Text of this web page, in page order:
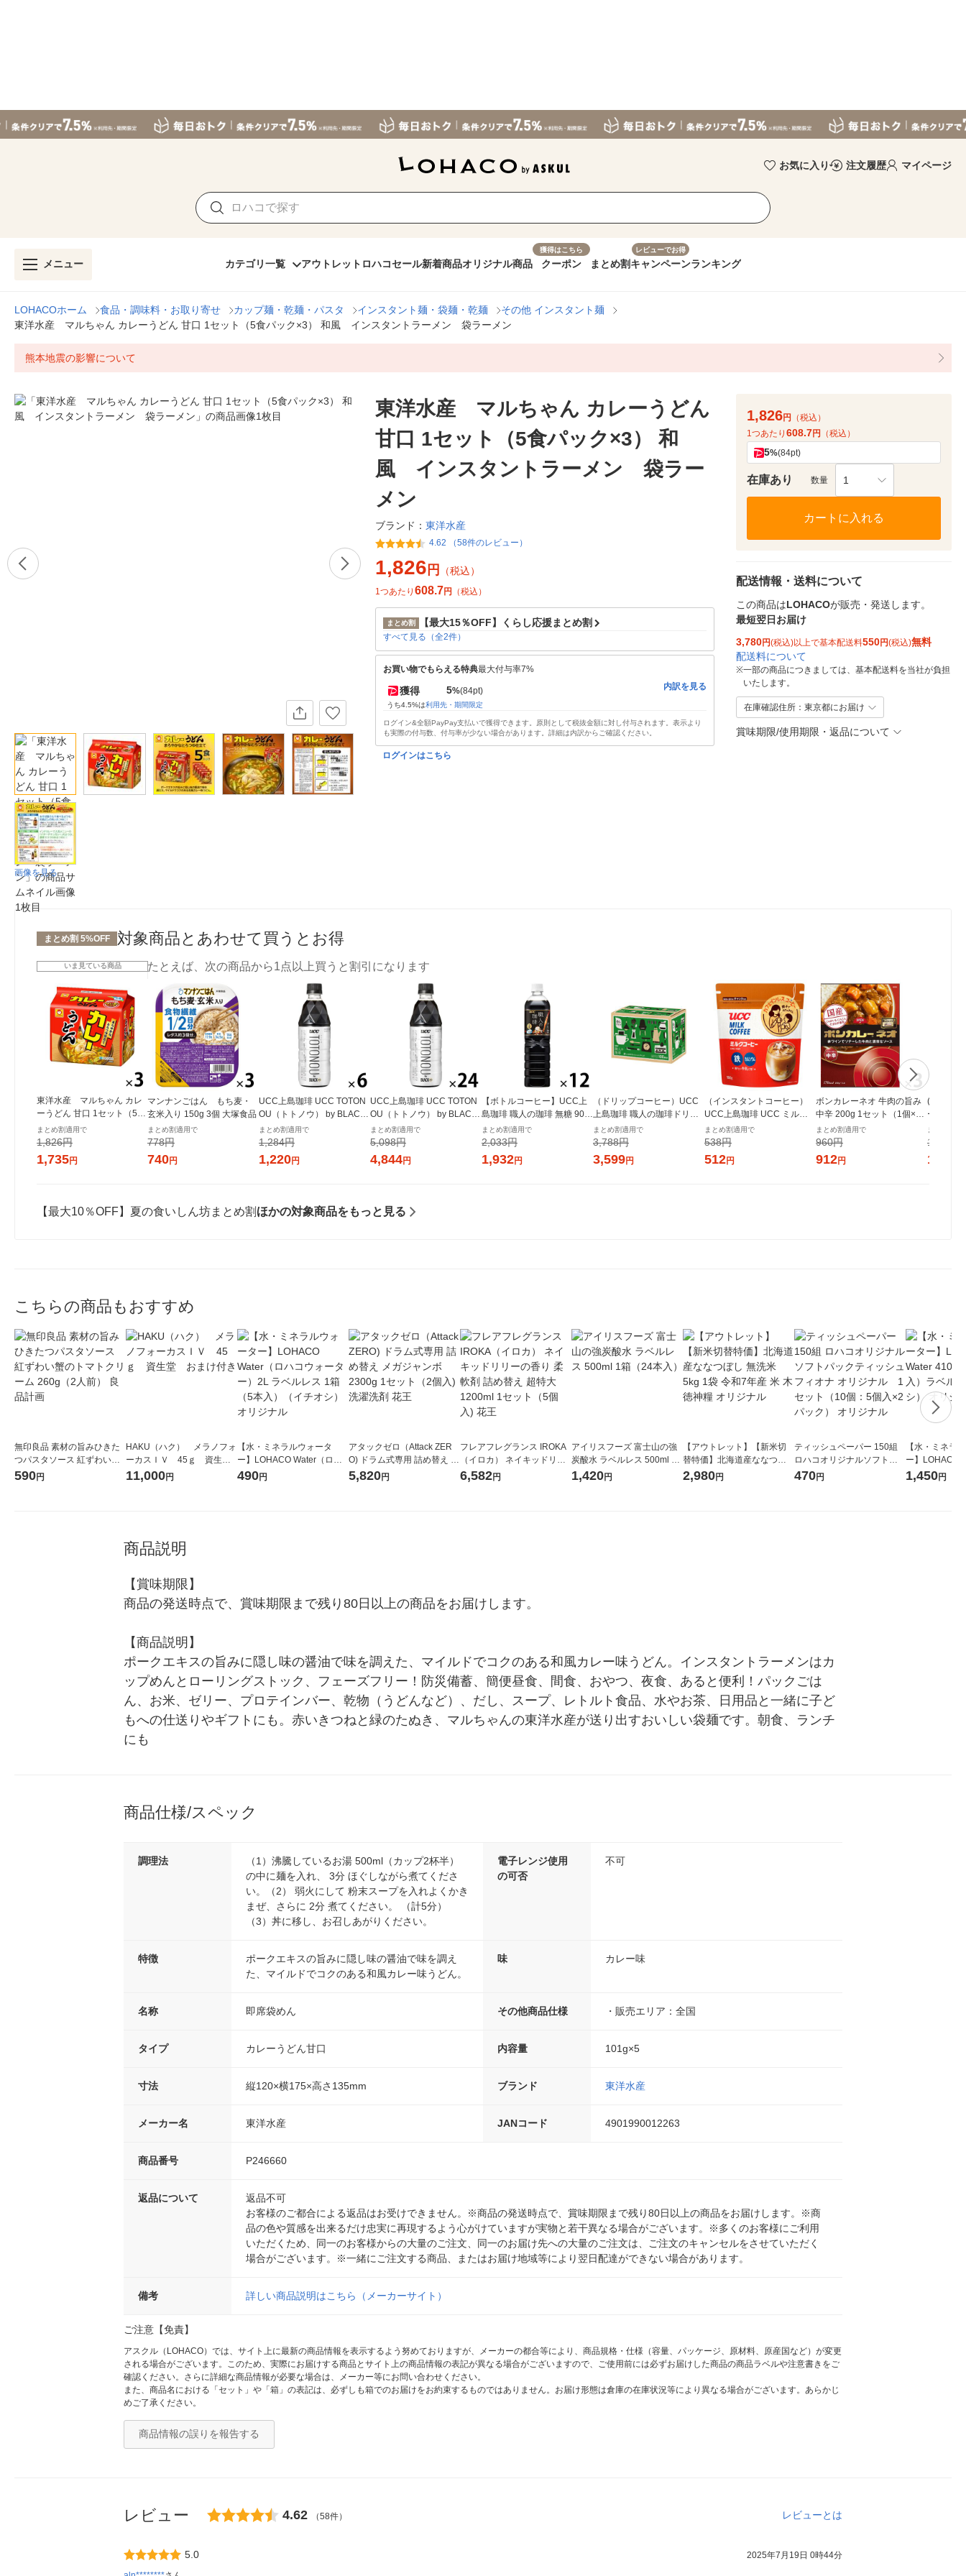
お気に入り 注文履歴 マイページ
メニュー カテゴリ一覧 アウトレット ロハコセール新着商品オリジナル商品
獲得はこちら
クーポン まとめ割
レビューでお得
キャンペーンランキング
LOHACOホーム 食品・調味料・お取り寄せ カップ麺・乾麺・パスタ インスタント麺・袋麺・乾麺
その他 インスタント麺
東洋水産 マルちゃん カレーうどん 甘口 1セット（5食パック×3） 和風 インスタントラーメン 袋ラーメン
熊本地震の影響について
画像を見る
東洋水産 マルちゃん カレーうどん
甘口 1セット（5食パック×3） 和
風 インスタントラーメン 袋ラー
メン
ブランド： 東洋水産
4.62 （58件のレビュー）
1,826 円 （税込）
1つあたり 608.7円 （税込）
まとめ割 【最大15％OFF】くらし応援まとめ割
すべて見る（全2件）
お買い物でもらえる特典最大付与率7%
獲得 5%(84pt)
うち4.5%は利用先・期間限定
内訳を見る
ログイン&全額PayPay支払いで獲得できます。原則として税抜金額に対し付与されます。表示より
も実際の付与数、付与率が少ない場合があります。詳細は内訳からご確認ください。
ログインはこちら
1,826円
（税込）
1つあたり 608.7円 （税込）
5%(84pt)
在庫あり 数量 1
カートに入れる
配送情報・送料について
この商品はLOHACOが販売・発送します。
最短翌日お届け
3,780円(税込)以上で基本配送料550円(税込)無料
配送料について
※一部の商品につきましては、基本配送料を当社が負担
いたします。
在庫確認住所：東京都にお届け
賞味期限/使用期限・返品について
まとめ割 5%OFF 対象商品とあわせて買うとお得
いま見ている商品
東洋水産 マルちゃん カレ
ーうどん 甘口 1セット（5食
パック×3） 和風 インスタ
ントラーメン 袋ラーメン
まとめ割適用で
1,826円
1,735円
たとえば、次の商品から1点以上買うと割引になります
マンナンごはん もち麦・
玄米入り 150g 3個 大塚食品
まとめ割適用で
778円
740円
UCC上島珈琲 UCC TOTON
OU（トトノウ） by BLACK
無糖 500ml 1セット（6本）
まとめ割適用で
1,284円
1,220円
UCC上島珈琲 UCC TOTON
OU（トトノウ） by BLACK
無糖 500ml 1箱（24本入）
まとめ割適用で
5,098円
4,844円
【ボトルコーヒー】UCC上
島珈琲 職人の珈琲 無糖 900
ml 1箱（12本入）
まとめ割適用で
2,033円
1,932円
（ドリップコーヒー）UCC
上島珈琲 職人の珈琲ドリッ
プコーヒー 深いコクのスペ
シャルブレンド 1箱（100袋
まとめ割適用で
3,788円
3,599円
（インスタントコーヒー）
UCC上島珈琲 UCC ミルク
コーヒー 1袋（180g）
まとめ割適用で
538円
512円
ボンカレーネオ 牛肉の旨み
中辛 200g 1セット（1個×
3）大塚食品 レトルトカレー
レンジ対応
まとめ割適用で
960円
912円
(アスク
ーハイ
種アソー
入) 限定
まとめ割適
1,750円
1,663
【最大10％OFF】夏の食いしん坊まとめ割 ほかの対象商品をもっと見る
こちらの商品もおすすめ
無印良品 素材の旨みひきた
つパスタソース 紅ずわい蟹
のトマトクリーム 260g（2
590円
HAKU（ハク） メラノフォ
ーカスＩＶ 45ｇ 資生
堂 おまけ付き
11,000円
【水・ミネラルウォータ
ー】LOHACO Water（ロハ
コウォーター）2L ラベルレ
490円
アタックゼロ（Attack ZER
O) ドラム式専用 詰め替え メ
ガジャンボ 2300g 1セット
（2個入) 洗濯洗剤 花王
5,820円
フレアフレグランス IROKA
（イロカ） ネイキッドリリ
ーの香り 柔軟剤 詰め替え 超
特大 1200ml 1セット（5個
6,582円
アイリスフーズ 富士山の強
炭酸水 ラベルレス 500ml 1
箱（24本入）
1,420円
【アウトレット】【新米切
替特価】北海道産ななつぼ
し 無洗米 5kg 1袋 令和7年産
米 木徳神糧 オリジナル
2,980円
ティッシュペーパー 150組
ロハコオリジナルソフトパ
ックティッシュ フィオナ オ
470円
【水・ミネラ
ー】LOHACO
1箱（20本入
（イチオシ）
1,450円
商品説明
【賞味期限】
商品の発送時点で、賞味期限まで残り80日以上の商品をお届けします。
【商品説明】
ポークエキスの旨みに隠し味の醤油で味を調えた、マイルドでコクのある和風カレー味うどん。インスタントラーメンはカ
ップめんとローリングストック、フェーズフリー！防災備蓄、簡便昼食、間食、おやつ、夜食、あると便利！パックごは
ん、お米、ゼリー、プロテインバー、乾物（うどんなど）、だし、スープ、レトルト食品、水やお茶、日用品と一緒に子ど
もへの仕送りやギフトにも。赤いきつねと緑のたぬき、マルちゃんの東洋水産が送り出すおいしい袋麺です。朝食、ランチ
にも
商品仕様/スペック
調理法
（1）沸騰しているお湯 500ml（カップ2杯半）
の中に麺を入れ、 3分 ほぐしながら煮てくださ
い。（2） 弱火にして 粉末スープを入れよくかき
まぜ、さらに 2分 煮てください。 （計5分）
（3）丼に移し、お召しあがりください。
電子レンジ使用
の可否
不可
特徴
ポークエキスの旨みに隠し味の醤油で味を調え
た、マイルドでコクのある和風カレー味うどん。
味 カレー味
名称 即席袋めん その他商品仕様 ・販売エリア：全国
タイプ カレーうどん甘口 内容量 101g×5
寸法 縦120×横175×高さ135mm ブランド 東洋水産
メーカー名 東洋水産 JANコード 4901990012263
商品番号 P246660
返品について
返品不可
お客様のご都合による返品はお受けできません。※商品の発送時点で、賞味期限まで残り80日以上の商品をお届けします。※商
品の色や質感を出来るだけ忠実に再現するよう心がけていますが実物と若干異なる場合がございます。※多くのお客様にご利用
いただくため、同一のお客様からの大量のご注文、同一のお届け先への大量のご注文は、ご注文のキャンセルをさせていただく
場合がございます。※一緒にご注文する商品、またはお届け地域等により翌日配達ができない場合があります。
備考 詳しい商品説明はこちら（メーカーサイト）
ご注意【免責】
アスクル（LOHACO）では、サイト上に最新の商品情報を表示するよう努めておりますが、メーカーの都合等により、商品規格・仕様（容量、パッケージ、原材料、原産国など）が変更
される場合がございます。このため、実際にお届けする商品とサイト上の商品情報の表記が異なる場合がございますので、ご使用前には必ずお届けした商品の商品ラベルや注意書きをご
確認ください。さらに詳細な商品情報が必要な場合は、メーカー等にお問い合わせください。
また、商品名における「セット」や「箱」の表記は、必ずしも箱でのお届けをお約束するものではありません。お届け形態は倉庫の在庫状況等により異なる場合がございます。あらかじ
めご了承ください。
商品情報の誤りを報告する
レビュー 4.62 （58件） レビューとは
5.0
2025年7月19日 0時44分